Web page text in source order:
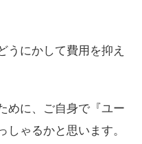
うにかして費用を抑え
めに、ご自身で『ユー
ゃるかと思います。